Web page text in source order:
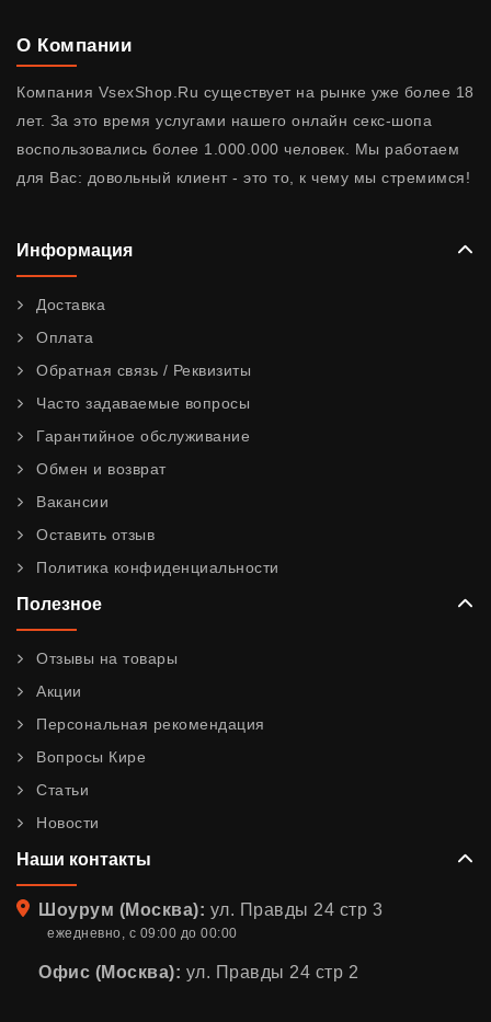
О Компании
Компания VsexShop.Ru существует на рынке уже более 18
лет. За это время услугами нашего онлайн секс-шопа
воспользовались более 1.000.000 человек. Мы работаем
для Вас: довольный клиент - это то, к чему мы стремимся!
Информация
Доставка
Оплата
Обратная связь / Реквизиты
Часто задаваемые вопросы
Гарантийное обслуживание
Обмен и возврат
Вакансии
Оставить отзыв
Политика конфиденциальности
Полезное
Отзывы на товары
Акции
Персональная рекомендация
Вопросы Кире
Статьи
Новости
Наши контакты
Адрес
Шоурум (Москва): ул. Правды 24 стр 3
ежедневно, с 09:00 до 00:00
Офис (Москва): ул. Правды 24 стр 2